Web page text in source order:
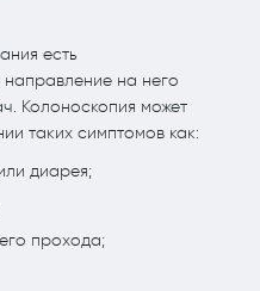
есть
направление на него
Колоноскопия может
таких симптомов как:
диарея;
прохода;